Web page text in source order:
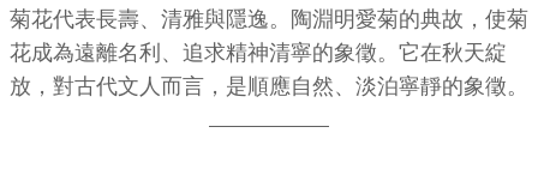
菊花代表長壽、清雅與隱逸。陶淵明愛菊的典故，使菊
花成為遠離名利、追求精神清寧的象徵。它在秋天綻
放，對古代文人而言，是順應自然、淡泊寧靜的象徵。